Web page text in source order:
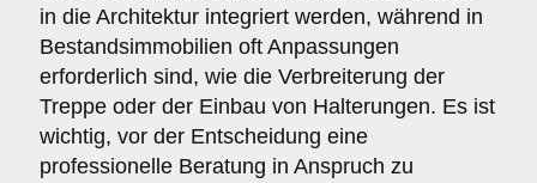
in die Architektur integriert werden, während in
Bestandsimmobilien oft Anpassungen
erforderlich sind, wie die Verbreiterung der
Treppe oder der Einbau von Halterungen. Es ist
wichtig, vor der Entscheidung eine
professionelle Beratung in Anspruch zu